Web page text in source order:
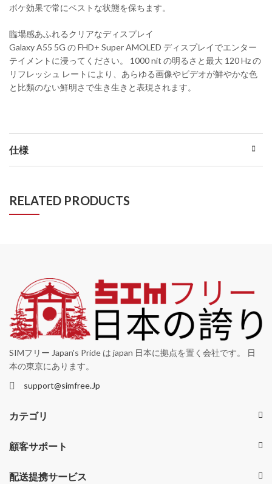
ボケ効果で常にベストな状態を保ちます。
臨場感あふれるクリアなディスプレイ
Galaxy A55 5G の FHD+ Super AMOLED ディスプレイでエンター
テイメントに浸ってください。 1000 nit の明るさと最大 120 Hz の
リフレッシュ レートにより、あらゆる画像やビデオが鮮やかな色
と比類のない鮮明さで生き生きと表現されます。
仕様
RELATED PRODUCTS
SIMフリー Japan's Pride は japan 日本に拠点を置く会社です。 日
本の東京にあります。
support@simfree.Jp
カテゴリ
顧客サポート
配送提携サービス